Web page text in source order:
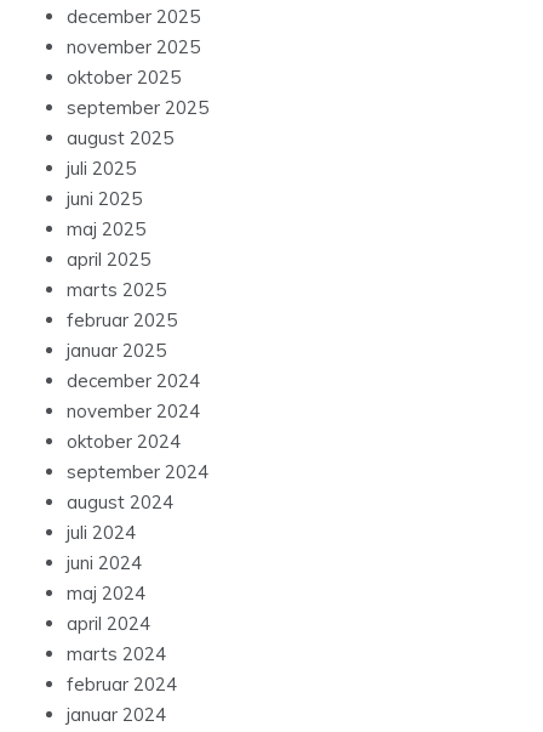
december 2025
november 2025
oktober 2025
september 2025
august 2025
juli 2025
juni 2025
maj 2025
april 2025
marts 2025
februar 2025
januar 2025
december 2024
november 2024
oktober 2024
september 2024
august 2024
juli 2024
juni 2024
maj 2024
april 2024
marts 2024
februar 2024
januar 2024